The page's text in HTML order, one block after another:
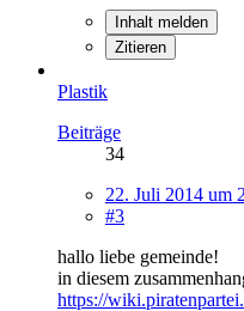
Inhalt melden
Zitieren
Plastik
Beiträge
34
22. Juli 2014 um
#3
hallo liebe gemeinde!
in diesem
https://